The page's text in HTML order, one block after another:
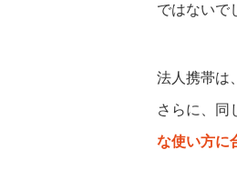
ではないで
法人携帯は
さらに、同
な使い方に